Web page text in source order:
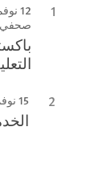
12 نوفمبر/تشرين الثاني 2018
صحفي
15 نوفمبر/تشرين الثاني 2012